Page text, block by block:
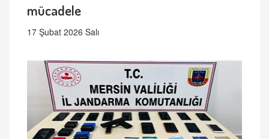
mücadele
17 Şubat 2026 Salı